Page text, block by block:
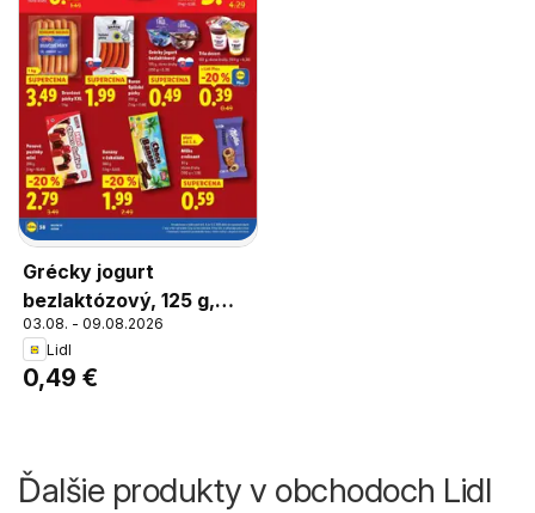
Grécky jogurt
bezlaktózový, 125 g,
rôzne druhy
03.08. - 09.08.2026
Lidl
0,49 €
Ďalšie produkty v obchodoch Lidl